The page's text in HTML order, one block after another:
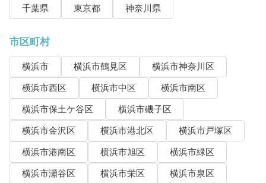
千葉県
東京都 神奈川県
市区町村
横浜市 横浜市鶴見区
横浜市神奈川区
横浜市西区
横浜市中区
横浜市南区
横浜市保土ケ谷区
横浜市磯子区
横浜市金沢区
横浜市港北区
横浜市戸塚区
横浜市港南区
横浜市旭区
横浜市緑区
横浜市瀬谷区
横浜市栄区
横浜市泉区